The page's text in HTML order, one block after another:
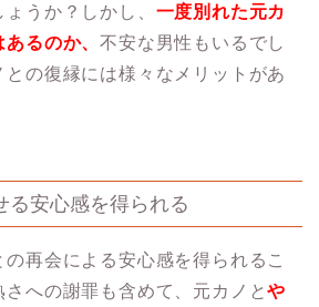
うか？しかし、 一度別れた元カ
あるのか、不安な男性もいるでし
との復縁には様々なメリットがあ
る安心感を得られる
再会による安心感を得られるこ
さへの謝罪も含めて、元カノとや